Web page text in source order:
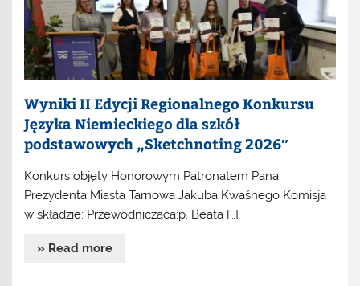
Wyniki II Edycji Regionalnego Konkursu
Języka Niemieckiego dla szkół
podstawowych „Sketchnoting 2026″
Konkurs objęty Honorowym Patronatem Pana
Prezydenta Miasta Tarnowa Jakuba Kwaśnego Komisja
w składzie: Przewodnicząca:p. Beata […]
» Read more